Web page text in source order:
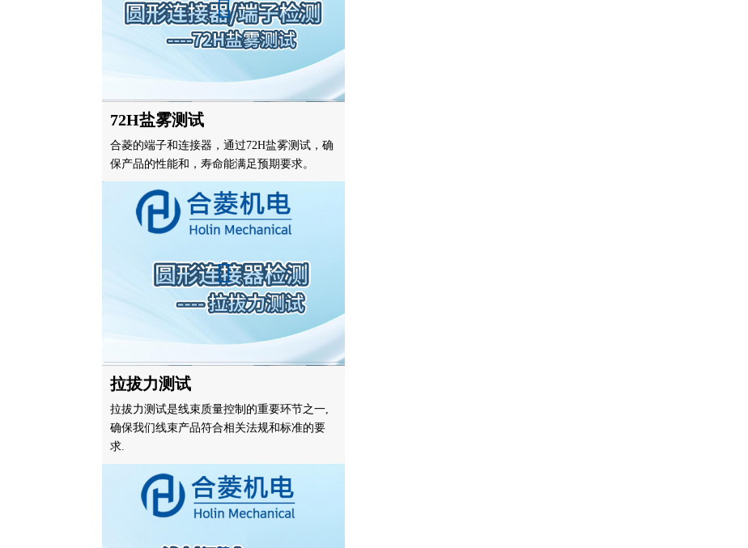
72H盐雾测试
合菱的端子和连接器，通过72H盐雾测试，确
保产品的性能和，寿命能满足预期要求。
拉拔力测试
拉拔力测试是线束质量控制的重要环节之一,
确保我们线束产品符合相关法规和标准的要
求.